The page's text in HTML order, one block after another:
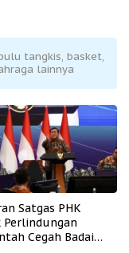
tangkis, basket,
lainnya
Satgas PHK
Perlindungan
Cegah Badai